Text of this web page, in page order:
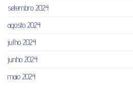
setembro 2024
agosto 2024
julho 2024
junho 2024
maio 2024